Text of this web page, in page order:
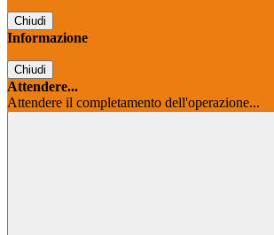
Chiudi
Informazione
Chiudi
Attendere...
Attendere il completamento dell'operazione...